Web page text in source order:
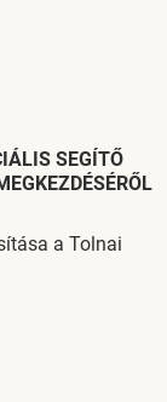
SEGÍTŐ
a Tolnai